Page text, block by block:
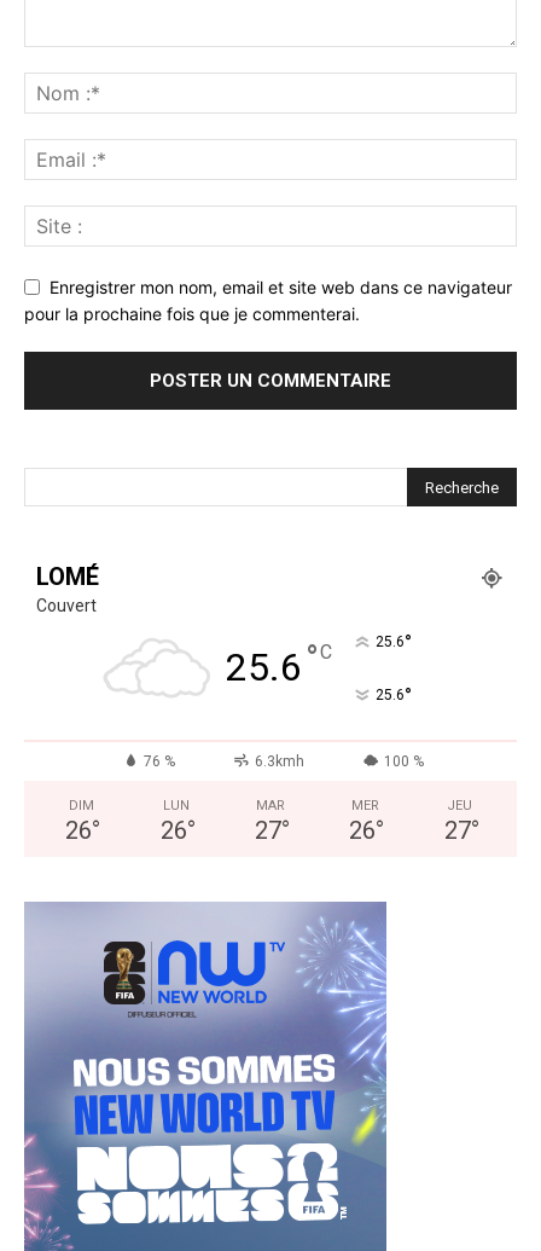
Enregistrer mon nom, email et site web dans ce navigateur
pour la prochaine fois que je commenterai.
LOMÉ
Couvert
25.6 °C 25.6°
25.6°
76 % 6.3kmh 100 %
DIM
26°
LUN
26°
MAR
27°
MER
26°
JEU
27°